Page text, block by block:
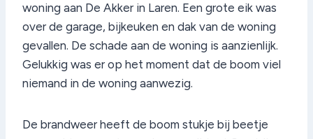
woning aan De Akker in Laren. Een grote eik was
over de garage, bijkeuken en dak van de woning
gevallen. De schade aan de woning is aanzienlijk.
Gelukkig was er op het moment dat de boom viel
niemand in de woning aanwezig.
De brandweer heeft de boom stukje bij beetje